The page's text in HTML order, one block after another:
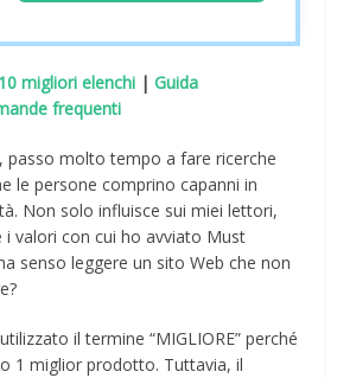
10 migliori elenchi |Guida
frequenti
passo molto tempo a fare ricerche
le persone comprino capanni in
Non solo influisce sui miei lettori,
i valori con cui ho avviato Must
senso leggere un sito Web che non
il termine “MIGLIORE” perché
1 miglior prodotto. Tuttavia, il